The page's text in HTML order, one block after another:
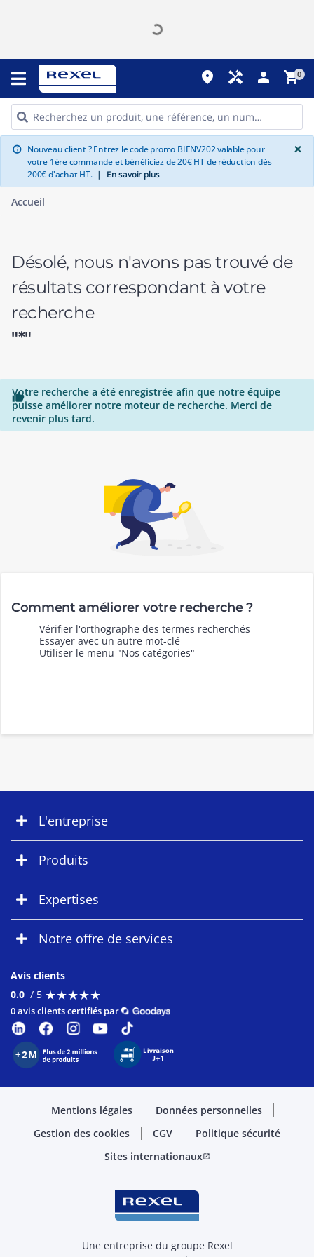
place handyman person shopping_cart0
info Nouveau client ? Entrez le code promo BIENV202 valable pour
votre 1ère commande et bénéficiez de 20€ HT de réduction dès
200€ d'achat HT. | En savoir plus
×
Accueil
Désolé, nous n'avons pas trouvé de
résultats correspondant à votre
recherche
"*"

Votre recherche a été enregistrée afin que notre équipe
puisse améliorer notre moteur de recherche. Merci de
revenir plus tard.
Comment améliorer votre recherche ?
Vérifier l'orthographe des termes recherchés
Essayer avec un autre mot-clé
Utiliser le menu "Nos catégories"
L'entreprise
Produits
Expertises
Notre offre de services
Avis clients
0.0 / 5 ★★★★★
★★★★★
0 avis clients certifiés par
Mentions légales
Données personnelles
Gestion des cookies
CGV
Politique sécurité
Sites internationauxopen_in_new
Une entreprise du groupe Rexel